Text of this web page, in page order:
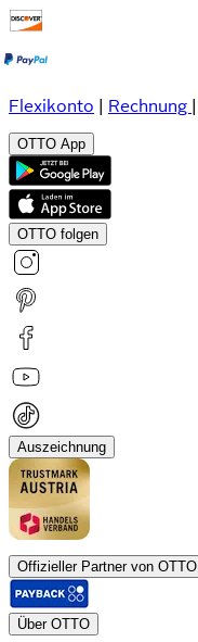
Flexikonto Rechnung
OTTO App
OTTO folgen
Auszeichnung
Offizieller Partner von OTTO
Über OTTO